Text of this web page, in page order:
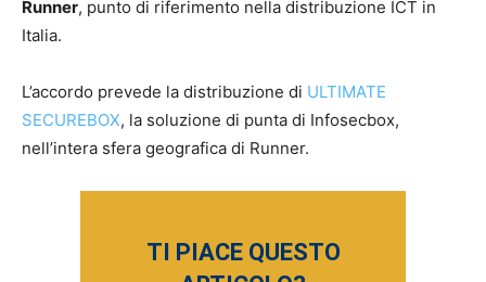
Runner, punto di riferimento nella distribuzione ICT in
Italia.
L’accordo prevede la distribuzione di ULTIMATE
SECUREBOX, la soluzione di punta di Infosecbox,
nell’intera sfera geografica di Runner.
TI PIACE QUESTO